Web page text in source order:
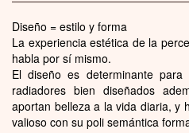
Diseño = estilo y forma
La experiencia estética de la
habla por sí mismo.
El diseño es determinante
radiadores bien diseñados
aportan belleza a la vida diaria, y
valioso con su poli semántica